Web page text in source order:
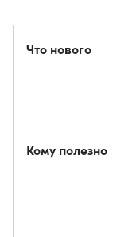
Что нового
Кому полезно